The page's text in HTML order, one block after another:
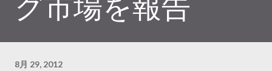
8月 29, 2012